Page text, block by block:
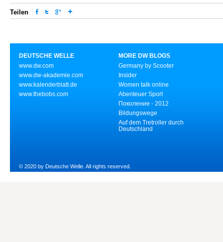
Teilen
DEUTSCHE WELLE
www.dw.com
www.dw-akademie.com
www.kalenderblatt.de
www.thebobs.com
MORE DW BLOGS
Germany by Scooter
Insider
Women talk online
Abenteuer Sport
Поколение - 2012
Bildungswege
Auf dem Tretroller durch
Deutschland
© 2020 by Deutsche Welle. All rights reserved.